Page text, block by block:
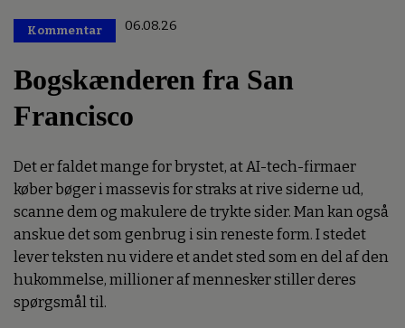
Kommentar 06.08.26
Bogskænderen fra San
Francisco
Det er faldet mange for brystet, at AI-tech-firmaer
køber bøger i massevis for straks at rive siderne ud,
scanne dem og makulere de trykte sider. Man kan også
anskue det som genbrug i sin reneste form. I stedet
lever teksten nu videre et andet sted som en del af den
hukommelse, millioner af mennesker stiller deres
spørgsmål til.